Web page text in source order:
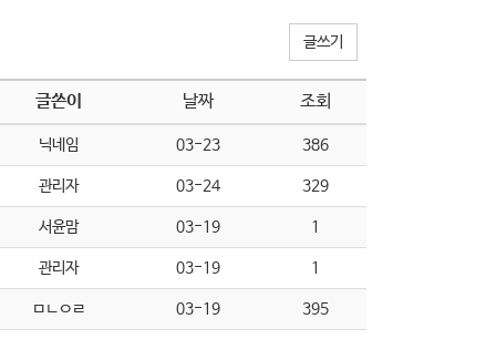
글쓰기
글쓴이 날짜 조회
닉네임 03-23 386
관리자 03-24 329
서윤맘 03-19 1
관리자 03-19 1
ㅁㄴㅇㄹ 03-19 395